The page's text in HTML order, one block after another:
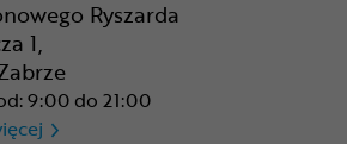
Ryszarda
1,
9:00 do 21:00
CR Zabrze - M1 Zabrze